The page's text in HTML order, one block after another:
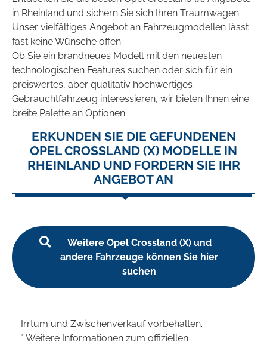
in Rheinland und sichern Sie sich Ihren Traumwagen.
Unser vielfältiges Angebot an Fahrzeugmodellen lässt
fast keine Wünsche offen.
Ob Sie ein brandneues Modell mit den neuesten
technologischen Features suchen oder sich für ein
preiswertes, aber qualitativ hochwertiges
Gebrauchtfahrzeug interessieren, wir bieten Ihnen eine
breite Palette an Optionen.
ERKUNDEN SIE DIE GEFUNDENEN
OPEL CROSSLAND (X) MODELLE IN
RHEINLAND UND FORDERN SIE IHR
ANGEBOT AN
Weitere Opel Crossland (X) und
andere Fahrzeuge können Sie hier
suchen
Irrtum und Zwischenverkauf vorbehalten.
* Weitere Informationen zum offiziellen